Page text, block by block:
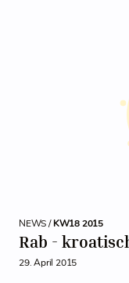
NEWS /KW18 2015
Rab -
29. April 2015